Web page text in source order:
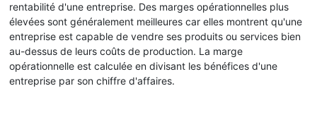
rentabilité d'une entreprise. Des marges opérationnelles plus
élevées sont généralement meilleures car elles montrent qu'une
entreprise est capable de vendre ses produits ou services bien
au-dessus de leurs coûts de production. La marge
opérationnelle est calculée en divisant les bénéfices d'une
entreprise par son chiffre d'affaires.